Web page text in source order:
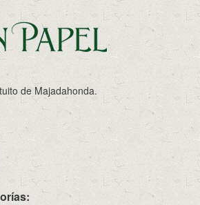
de Majadahonda.